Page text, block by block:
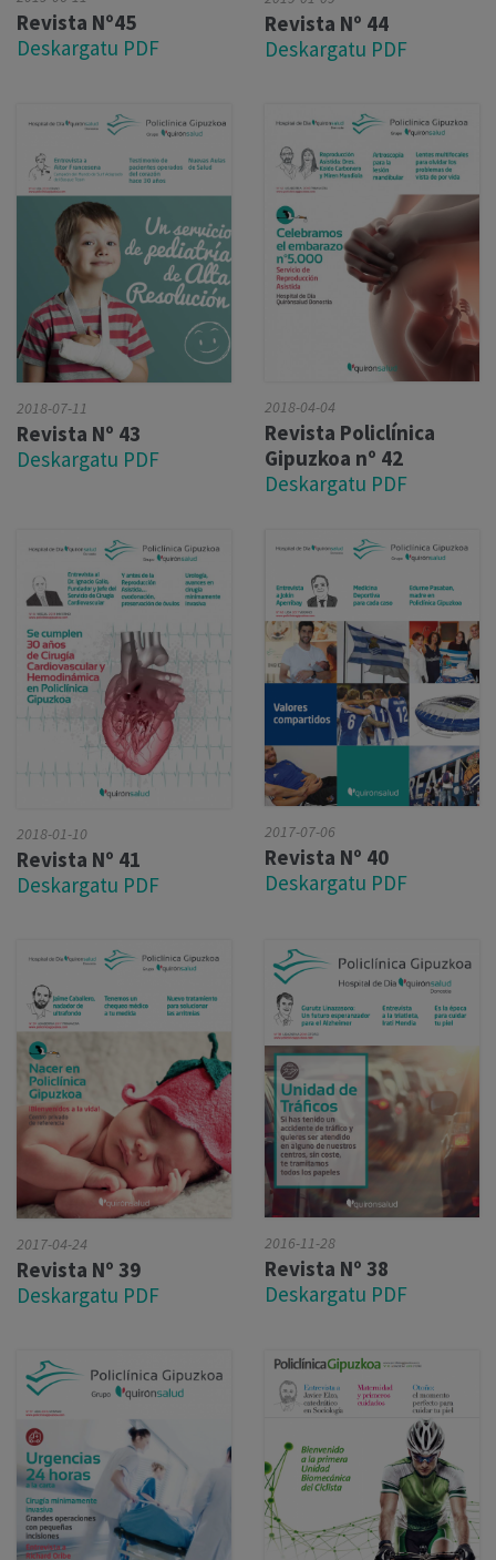
Revista Nº45
Deskargatu PDF
Revista Nº 44
Deskargatu PDF
2018-07-11
Revista Nº 43
Deskargatu PDF
2018-04-04
Revista Policlínica
Gipuzkoa nº 42
Deskargatu PDF
2018-01-10
Revista Nº 41
Deskargatu PDF
2017-07-06
Revista Nº 40
Deskargatu PDF
2017-04-24
Revista Nº 39
Deskargatu PDF
2016-11-28
Revista Nº 38
Deskargatu PDF